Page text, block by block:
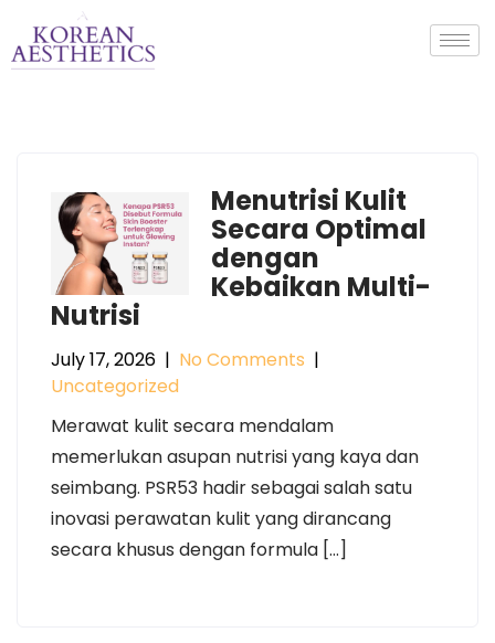
Menutrisi Kulit
Secara Optimal
dengan
Kebaikan Multi-
Nutrisi
July 17, 2026 | No Comments |
Uncategorized
Merawat kulit secara mendalam
memerlukan asupan nutrisi yang kaya dan
seimbang. PSR53 hadir sebagai salah satu
inovasi perawatan kulit yang dirancang
secara khusus dengan formula […]